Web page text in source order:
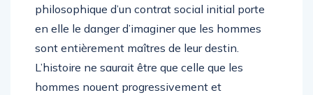
philosophique d’un contrat social initial porte
en elle le danger d’imaginer que les hommes
sont entièrement maîtres de leur destin.
L’histoire ne saurait être que celle que les
hommes nouent progressivement et